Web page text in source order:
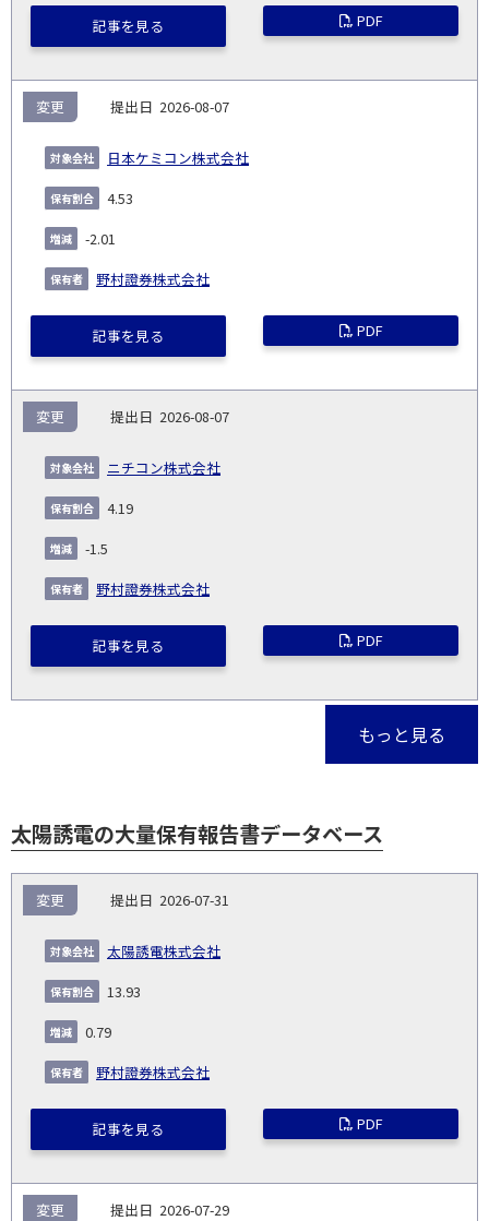
記事を見る PDF
2026-08-07
日本ケミコン株式会社
変更
4.53
-2.01
野村證券株式会社
記事を見る PDF
2026-08-07
ニチコン株式会社
変更
4.19
-1.5
野村證券株式会社
記事を見る PDF
もっと見る
太陽誘電の大量保有報告書データベース
NO.
告
義
務
発
生
日
出
コー
象
2026-07-31
太陽誘電株式会社
変更
13.93
0.79
野村證券株式会社
記事を見る PDF
2026-07-29
変更